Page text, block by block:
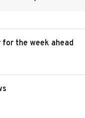
for the week ahead